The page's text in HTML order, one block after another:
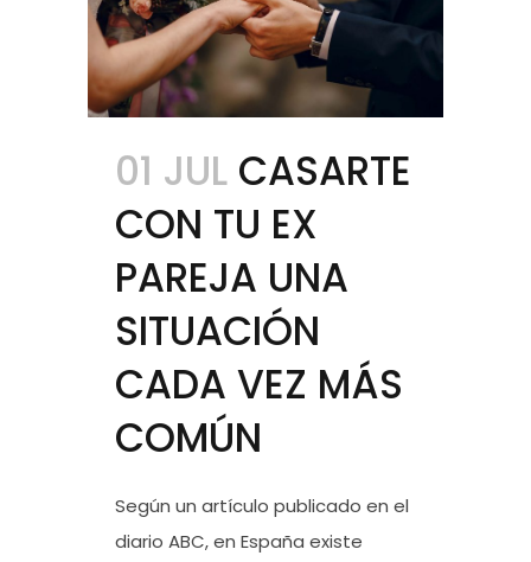
01 JUL CASARTE
CON TU EX
PAREJA UNA
SITUACIÓN
CADA VEZ MÁS
COMÚN
Según un artículo publicado en el
diario ABC, en España existe